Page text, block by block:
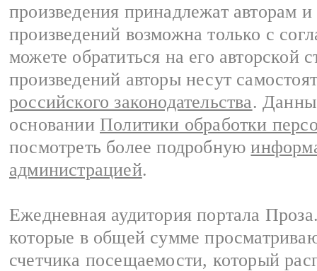
произведения принадлежат авторам
произведений возможна только с
можете обратиться на его авторской
произведений авторы несут
российского законодательства.
основании Политики обработки
посмотреть более подробную
администрацией.
Ежедневная аудитория портала
которые в общей сумме
счетчика посещаемости, который